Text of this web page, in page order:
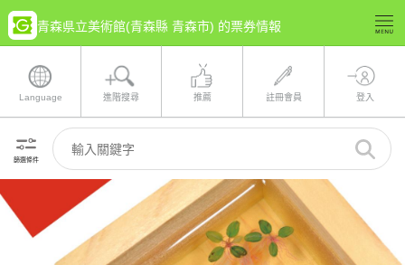
青森県立美術館(青森縣 青森市) 的票券情報
Language 進階搜尋 推薦 註冊會員 登入
篩選條件